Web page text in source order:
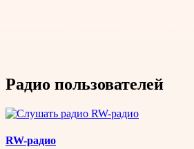
Радио пользователей
RW-радио